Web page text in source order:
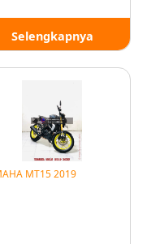
Selengkapnya
MT15 2019